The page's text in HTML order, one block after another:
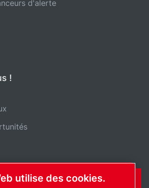
d'alerte
!
CONTACT
utilise des cookies.